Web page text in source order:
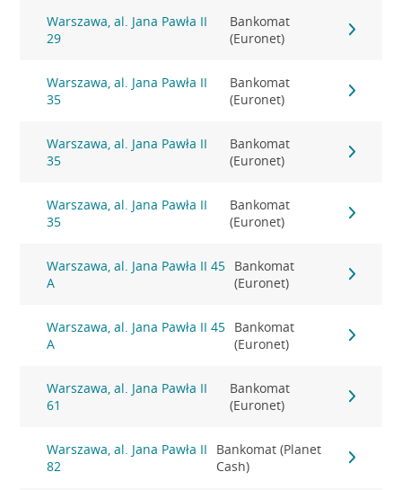
Warszawa, al. Jana Pawła II
29
Bankomat
(Euronet)
Warszawa, al. Jana Pawła II
35
Bankomat
(Euronet)
Warszawa, al. Jana Pawła II
35
Bankomat
(Euronet)
Warszawa, al. Jana Pawła II
35
Bankomat
(Euronet)
Warszawa, al. Jana Pawła II 45
A
Bankomat
(Euronet)
Warszawa, al. Jana Pawła II 45
A
Bankomat
(Euronet)
Warszawa, al. Jana Pawła II
61
Bankomat
(Euronet)
Warszawa, al. Jana Pawła II
82
Bankomat (Planet
Cash)